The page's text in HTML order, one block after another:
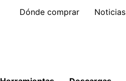
Dónde comprar Noticias